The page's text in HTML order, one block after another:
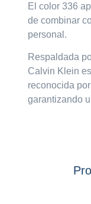
El color 336
de combinar
personal.
Respaldada
Calvin Klein
reconocida
garantizando